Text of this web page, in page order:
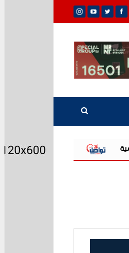
«القابضة للمياه» تعتمد الموازنة التقديرية لـ9 شركات تابعة للعام